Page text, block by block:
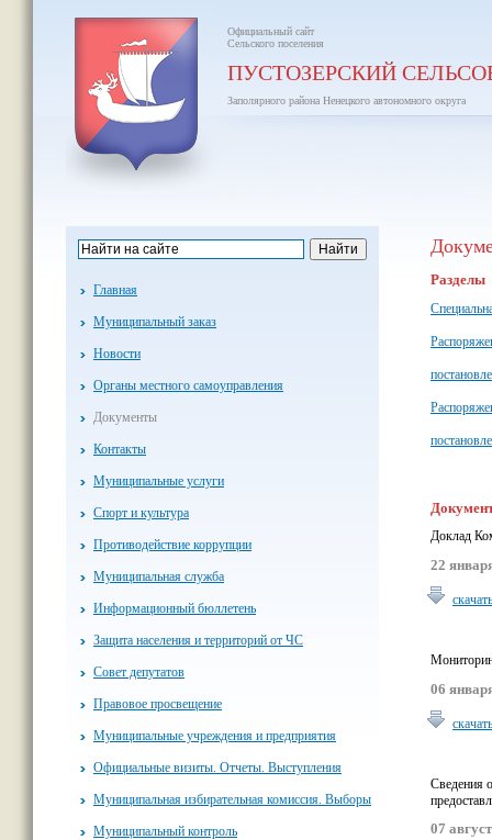
Официальный сайт
Сельского поселения
ПУСТОЗЕРСКИЙ
Заполярного района Ненецкого автономного округа
Главная
Муниципальный заказ
Новости
Органы местного самоуправления
Документы
Контакты
Муниципальные услуги
Спорт и культура
Противодействие коррупции
Муниципальная служба
Информационный бюллетень
Защита населения и территорий от ЧС
Совет депутатов
Правовое просвещение
Муниципальные учреждения и предприятия
Официальные визиты. Отчеты. Выступления
Муниципальная избирательная комиссия. Выборы
Муниципальный контроль
Разделы
Доклад
22
скачать
06
скачать
Сведения
07